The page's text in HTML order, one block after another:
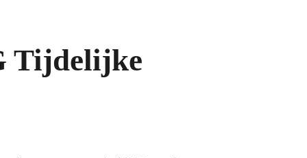
Tijdelijke